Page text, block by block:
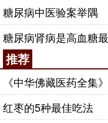
糖尿病中医验案举隅
糖尿病肾病是高血糖
推荐
《中华佛藏医药全集
红枣的5种最佳吃法